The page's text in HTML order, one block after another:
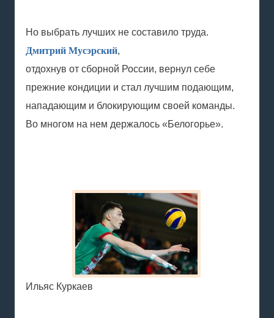
Но выбрать лучших не составило труда.
Дмитрий Мусэрский,
отдохнув от сборной России, вернул себе
прежние кондиции и стал лучшим подающим,
нападающим и блокирующим своей команды.
Во многом на нем держалось «Белогорье».
Ильяс Куркаев